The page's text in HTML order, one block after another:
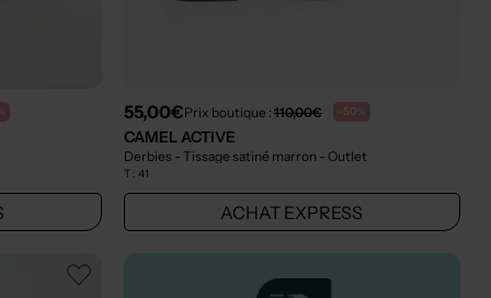
55,00€Prix boutique : 110,00€ -50%
CAMEL ACTIVE
Derbies - Tissage satiné marron - Outlet
T : 41
ACHAT EXPRESS